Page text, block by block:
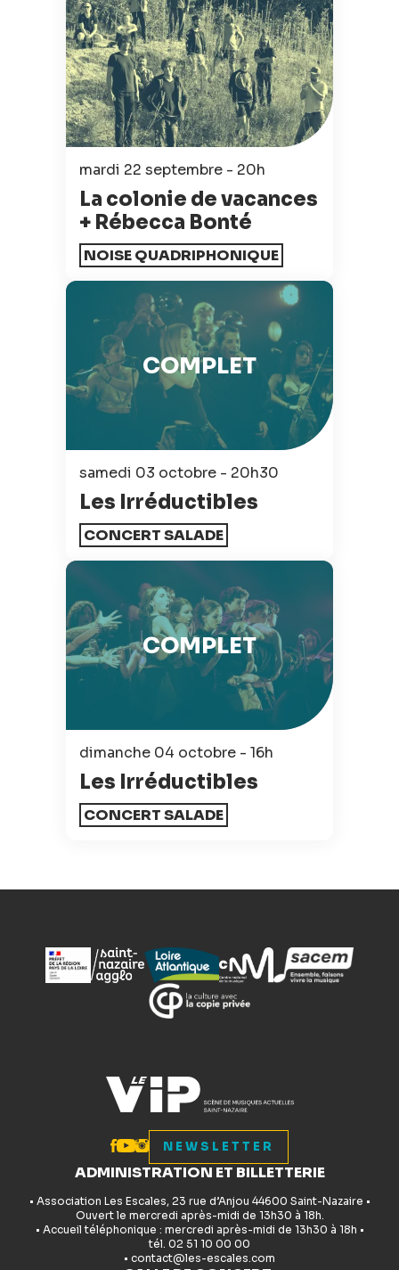
mardi 22 septembre - 20h
La colonie de vacances
+ Rébecca Bonté
NOISE QUADRIPHONIQUE
samedi 03 octobre - 20h30
Les Irréductibles
CONCERT SALADE
COMPLET
dimanche 04 octobre - 16h
Les Irréductibles
CONCERT SALADE
COMPLET
NEWSLETTER
ADMINISTRATION ET BILLETTERIE
• Association Les Escales, 23 rue d’Anjou 44600 Saint-Nazaire •
Ouvert le mercredi après-midi de 13h30 à 18h.
• Accueil téléphonique : mercredi après-midi de 13h30 à 18h •
tél. 02 51 10 00 00
• contact@les-escales.com